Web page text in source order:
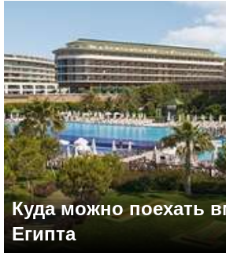
Куда можно поехать
Египта